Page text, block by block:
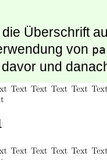
Überschrift
von
und